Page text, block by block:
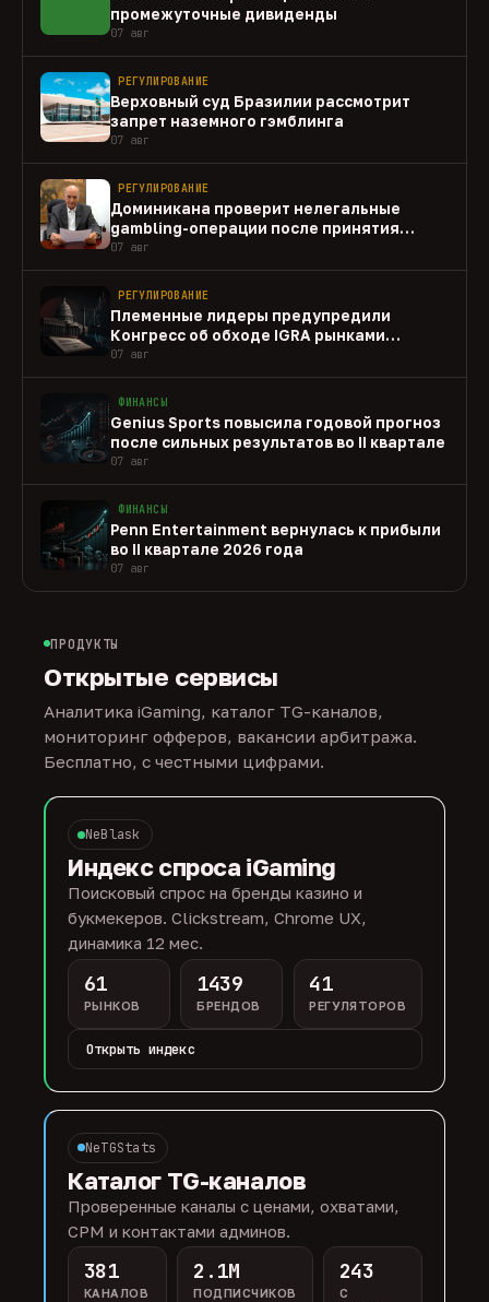
промежуточные дивиденды
07 авг
РЕГУЛИРОВАНИЕ
Верховный суд Бразилии рассмотрит
запрет наземного гэмблинга
07 авг
РЕГУЛИРОВАНИЕ
Доминикана проверит нелегальные
gambling-операции после принятия
закона
07 авг
РЕГУЛИРОВАНИЕ
Племенные лидеры предупредили
Конгресс об обходе IGRA рынками
прогнозов
07 авг
ФИНАНСЫ
Genius Sports повысила годовой прогноз
после сильных результатов во II квартале
07 авг
ФИНАНСЫ
Penn Entertainment вернулась к прибыли
во II квартале 2026 года
07 авг
ПРОДУКТЫ
Открытые сервисы
Аналитика iGaming, каталог TG-каналов,
мониторинг офферов, вакансии арбитража.
Бесплатно, с честными цифрами.
NeBlask
Индекс спроса iGaming
Поисковый спрос на бренды казино и
букмекеров. Clickstream, Chrome UX,
динамика 12 мес.
61
РЫНКОВ
1439
БРЕНДОВ
41
РЕГУЛЯТОРОВ
Открыть индекс
NeTGStats
Каталог TG-каналов
Проверенные каналы с ценами, охватами,
CPM и контактами админов.
381
КАНАЛОВ
2.1M
ПОДПИСЧИКОВ
243
С